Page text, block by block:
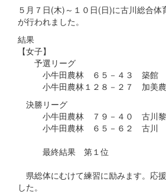
５月７日(木)～１０日(日)に古川総合
が行われました。
結果
【女子】
予選リーグ
小牛田農林 ６５－４３ 築館
小牛田農林１２８－２７ 加美農
決勝リーグ
小牛田農林 ７９－４０ 古川黎
小牛田農林 ６５－６２ 古川
最終結果 第１位
県総体にむけて練習に励みます。応
した。